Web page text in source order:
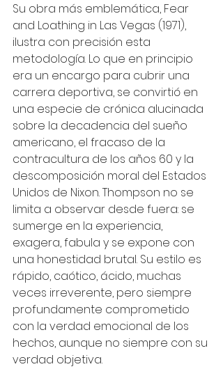
Su obra más emblemática, Fear
and Loathing in Las Vegas (1971),
ilustra con precisión esta
metodología. Lo que en principio
era un encargo para cubrir una
carrera deportiva, se convirtió en
una especie de crónica alucinada
sobre la decadencia del sueño
americano, el fracaso de la
contracultura de los años 60 y la
descomposición moral del Estados
Unidos de Nixon. Thompson no se
limita a observar desde fuera: se
sumerge en la experiencia,
exagera, fabula y se expone con
una honestidad brutal. Su estilo es
rápido, caótico, ácido, muchas
veces irreverente, pero siempre
profundamente comprometido
con la verdad emocional de los
hechos, aunque no siempre con su
verdad objetiva.